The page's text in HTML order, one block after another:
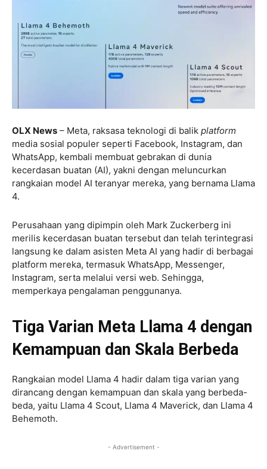
OLX News – Meta, raksasa teknologi di balik platform
media sosial populer seperti Facebook, Instagram, dan
WhatsApp, kembali membuat gebrakan di dunia
kecerdasan buatan (AI), yakni dengan meluncurkan
rangkaian model AI teranyar mereka, yang bernama Llama
4.
Perusahaan yang dipimpin oleh Mark Zuckerberg ini
merilis kecerdasan buatan tersebut dan telah terintegrasi
langsung ke dalam asisten Meta AI yang hadir di berbagai
platform mereka, termasuk WhatsApp, Messenger,
Instagram, serta melalui versi web. Sehingga,
memperkaya pengalaman penggunanya.
Tiga Varian Meta Llama 4 dengan
Kemampuan dan Skala Berbeda
Rangkaian model Llama 4 hadir dalam tiga varian yang
dirancang dengan kemampuan dan skala yang berbeda-
beda, yaitu Llama 4 Scout, Llama 4 Maverick, dan Llama 4
Behemoth.
- Advertisement -